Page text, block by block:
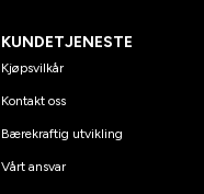
KUNDETJENESTE
Kjøpsvilkår
Kontakt oss
Bærekraftig utvikling
Vårt ansvar